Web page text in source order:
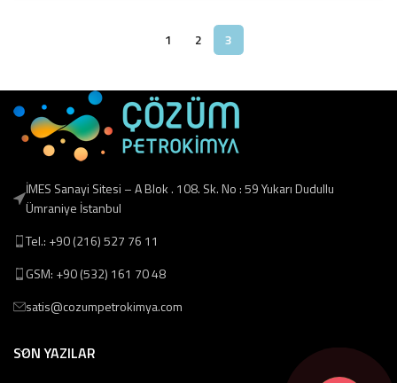
1 2 3
İMES Sanayi Sitesi – A Blok . 108. Sk. No : 59 Yukarı Dudullu
Ümraniye İstanbul
Tel.: +90 (216) 527 76 11
GSM: +90 (532) 161 70 48
satis@cozumpetrokimya.com
SON YAZILAR